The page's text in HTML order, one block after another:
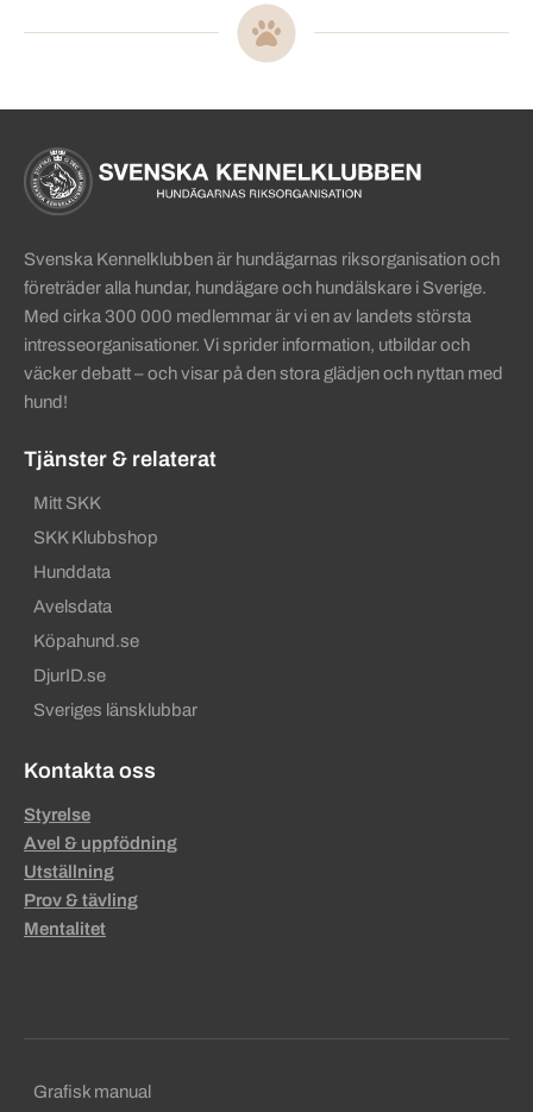
Sidinformation och
Köpa hund startsida
Svenska Kennelklubben är hundägarnas riksorganisation och
företräder alla hundar, hundägare och hundälskare i Sverige.
Med cirka 300 000 medlemmar är vi en av landets största
intresseorganisationer. Vi sprider information, utbildar och
väcker debatt – och visar på den stora glädjen och nyttan med
hund!
Tjänster & relaterat
Mitt SKK
SKK Klubbshop
Hunddata
Avelsdata
Köpahund.se
DjurID.se
Sveriges länsklubbar
Kontakta oss
Styrelse
Avel & uppfödning
Utställning
Prov & tävling
Mentalitet
Sekundära sidfotslänkar
Grafisk manual